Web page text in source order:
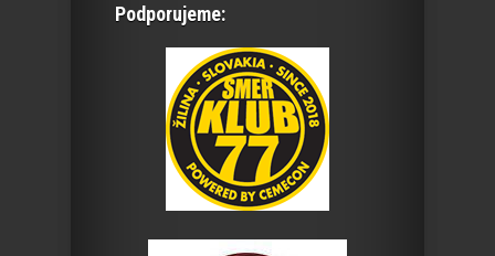
Podporujeme: